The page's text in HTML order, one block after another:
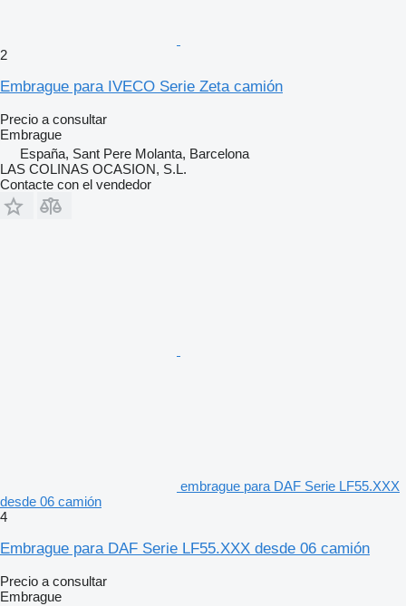
2
Embrague para IVECO Serie Zeta camión
Precio a consultar
Embrague
España, Sant Pere Molanta, Barcelona
LAS COLINAS OCASION, S.L.
Contacte con el vendedor
embrague para DAF Serie LF55.XXX
desde 06 camión
4
Embrague para DAF Serie LF55.XXX desde 06 camión
Precio a consultar
Embrague